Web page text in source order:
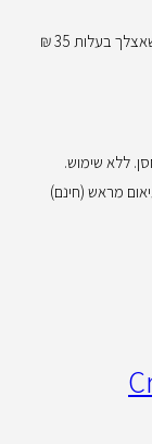
בעלות 35 ₪
ללא שימוש.